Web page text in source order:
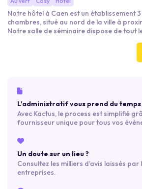
Notre hôtel à Caen est un établissement
chambres, situé au nord de la ville à
Notre salle de séminaire dispose de tout
L'administratif vous prend du temps
Avec Kactus, le process est simplifié
fournisseur unique pour tous vos
Un doute sur un lieu ?
Consultez les milliers d’avis laissés par
entreprises.